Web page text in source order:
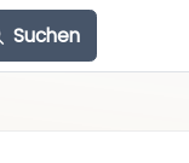
Suchen